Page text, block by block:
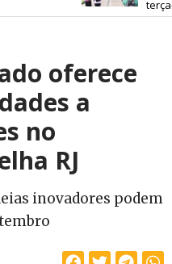
terça-
oferece
a
no
RJ
inovadores podem